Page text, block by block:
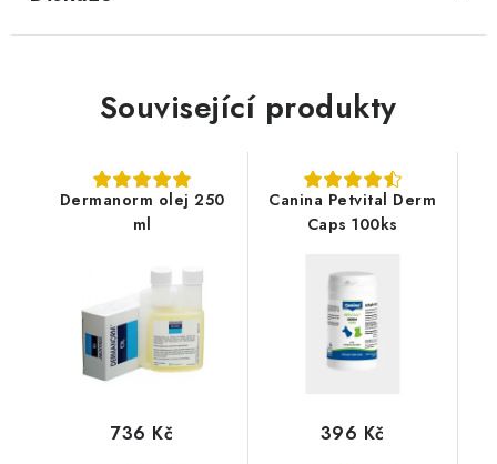
Související produkty
Dermanorm olej 250
ml
736 Kč
Canina Petvital Derm
Caps 100ks
396 Kč